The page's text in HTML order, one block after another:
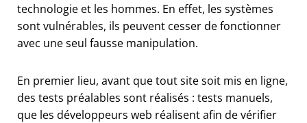
technologie et les hommes. En effet, les systèmes
sont vulnérables, ils peuvent cesser de fonctionner
avec une seul fausse manipulation.
En premier lieu, avant que tout site soit mis en ligne,
des tests préalables sont réalisés : tests manuels,
que les développeurs web réalisent afin de vérifier